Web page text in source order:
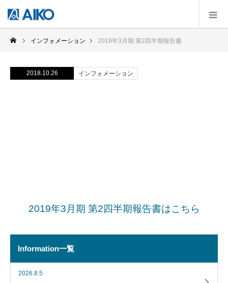
インフォメーション 2019年3月期 第2四半期報告書
2018.10.26 インフォメーション
2019年3月期 第2四半期報告書はこちら
Information一覧
2026.8.5